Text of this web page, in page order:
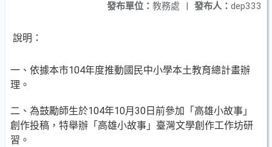
發布人： dep333
發布單位： 教務處 |
說明：
一、依據本市104年度推動國民中小學本土教育總計畫辦
理。
二、為鼓勵師生於104年10月30日前參加「高雄小故事」
創作投稿，特舉辦「高雄小故事」臺灣文學創作工作坊研
習。